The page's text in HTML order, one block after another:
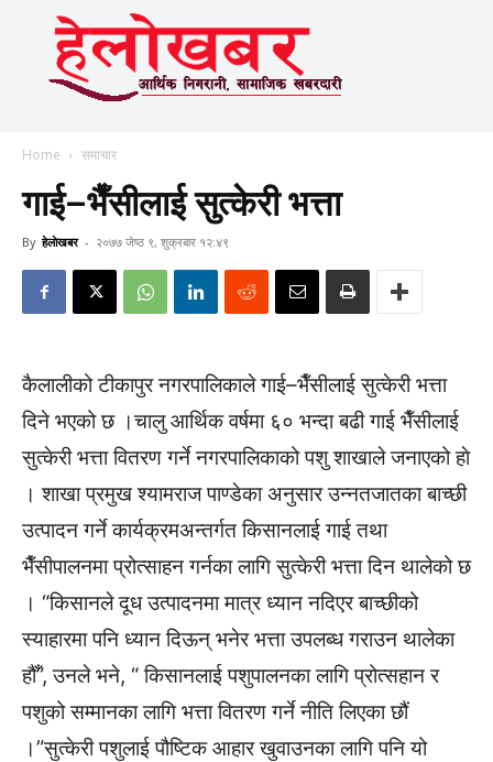
Home समाचार
गाई–भैँसीलाई सुत्केरी भत्ता
By हेलाेखबर - २०७७ जेष्ठ ९, शुक्रबार १२:४९
कैलालीको टीकापुर नगरपालिकाले गाई–भैँसीलाई सुत्केरी भत्ता
दिने भएको छ ।चालु आर्थिक वर्षमा ६० भन्दा बढी गाई भैँसीलाई
सुत्केरी भत्ता वितरण गर्ने नगरपालिकाको पशु शाखाले जनाएको हाे
। शाखा प्रमुख श्यामराज पाण्डेका अनुसार उन्नतजातका बाच्छी
उत्पादन गर्ने कार्यक्रमअन्तर्गत किसानलाई गाई तथा
भैँसीपालनमा प्रोत्साहन गर्नका लागि सुत्केरी भत्ता दिन थालेको छ
। “किसानले दूध उत्पादनमा मात्र ध्यान नदिएर बाच्छीको
स्याहारमा पनि ध्यान दिऊन् भनेर भत्ता उपलब्ध गराउन थालेका
हौँ”, उनले भने, “ किसानलाई पशुपालनका लागि प्रोत्सहान र
पशुको सम्मानका लागि भत्ता वितरण गर्ने नीति लिएका छौं
।”सुत्केरी पशुलाई पौष्टिक आहार खुवाउनका लागि पनि यो